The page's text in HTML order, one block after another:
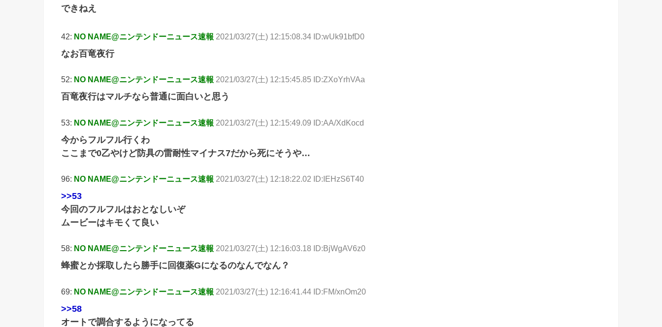
できねえ
42: NO NAME@ニンテンドーニュース速報 2021/03/27(土) 12:15:08.34 ID:wUk91bfD0
なお百竜夜行
52: NO NAME@ニンテンドーニュース速報 2021/03/27(土) 12:15:45.85 ID:ZXoYrhVAa
百竜夜行はマルチなら普通に面白いと思う
53: NO NAME@ニンテンドーニュース速報 2021/03/27(土) 12:15:49.09 ID:AA/XdKocd
今からフルフル行くわ
ここまで0乙やけど防具の雷耐性マイナス7だから死にそうや…
96: NO NAME@ニンテンドーニュース速報 2021/03/27(土) 12:18:22.02 ID:IEHzS6T40
>>53
今回のフルフルはおとなしいぞ
ムービーはキモくて良い
58: NO NAME@ニンテンドーニュース速報 2021/03/27(土) 12:16:03.18 ID:BjWgAV6z0
蜂蜜とか採取したら勝手に回復薬Gになるのなんでなん？
69: NO NAME@ニンテンドーニュース速報 2021/03/27(土) 12:16:41.44 ID:FM/xnOm20
>>58
オートで調合するようになってる